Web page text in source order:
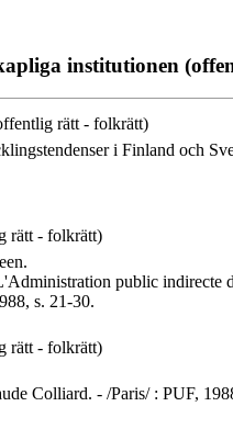
institutionen
rätt - folkrätt)
i Finland och
rätt - folkrätt)
public indirecte
s. 21-30.
rätt - folkrätt)
Colliard. - /Paris/ : PUF,